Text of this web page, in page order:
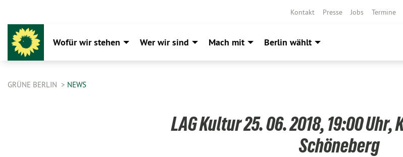
Kontakt Presse Jobs Termine
Wofür wir stehen Wer wir sind Mach mit Berlin wählt
GRÜNE BERLIN NEWS
LAG Kultur 25. 06. 2018, 19:00
Schöneberg